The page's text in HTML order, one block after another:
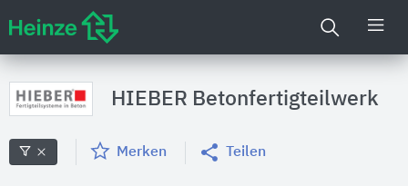
HIEBER Betonfertigteilwerk
Merken Teilen